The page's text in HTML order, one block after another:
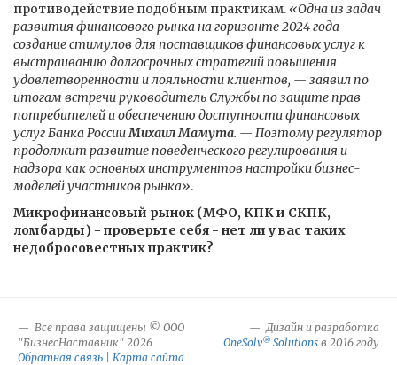
противодействие подобным практикам. «Одна из задач
развития финансового рынка на горизонте 2024 года —
создание стимулов для поставщиков финансовых услуг к
выстраиванию долгосрочных стратегий повышения
удовлетворенности и лояльности клиентов, — заявил по
итогам встречи руководитель Службы по защите прав
потребителей и обеспечению доступности финансовых
услуг Банка РоссииМихаил Мамута. — Поэтому регулятор
продолжит развитие поведенческого регулирования и
надзора как основных инструментов настройки бизнес-
моделей участников рынка».
Микрофинансовый рынок (МФО, КПК и СКПК,
ломбарды) - проверьте себя - нет ли у вас таких
недобросовестных практик?
Все права защищены © ООО
"БизнесНаставник" 2026
Обратная связь
Карта сайта
Дизайн и разработка
OneSolv® Solutions в 2016 году